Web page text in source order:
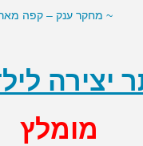
~ מחקר ענק – קפה
יצירה
מומלץ